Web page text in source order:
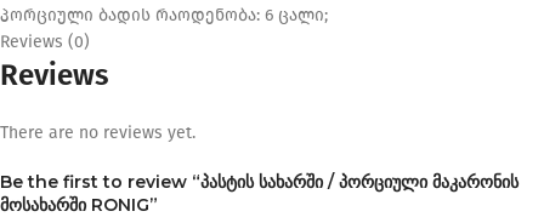
პორციული ბადის რაოდენობა: 6 ცალი;
Reviews (0)
Reviews
There are no reviews yet.
Be the first to review “პასტის სახარში / პორციული მაკარონის
მოსახარში RONIG”